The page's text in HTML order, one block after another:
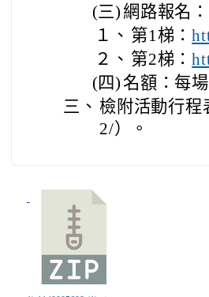
(三) 網路報名：
１、 第1梯：
２、 第2梯：
(四) 名額：每
三、 檢附活動行程
2/）。